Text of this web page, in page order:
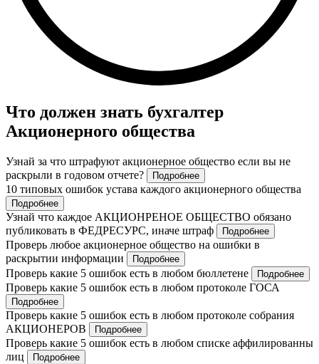
Что должен знать бухгалтер
Акционерного общества
Узнай за что штрафуют акционерное общество если вы не
раскрыли в годовом отчете?
Подробнее
10 типовых ошибок устава каждого акционерного общества
Подробнее
Узнай что каждое АКЦИОНРЕНОЕ ОБЩЕСТВО обязано
публиковать в ФЕДРЕСУРС, иначе штраф
Подробнее
Проверь любое акционерное общество на ошибки в
раскрытии информации
Подробнее
Проверь какие 5 ошибок есть в любом бюллетене Подробнее
Проверь какие 5 ошибок есть в любом протоколе ГОСА
Подробнее
Проверь какие 5 ошибок есть в любом протоколе собрания
АКЦИОНЕРОВ
Подробнее
Проверь какие 5 ошибок есть в любом списке аффилированны
лиц
Подробнее